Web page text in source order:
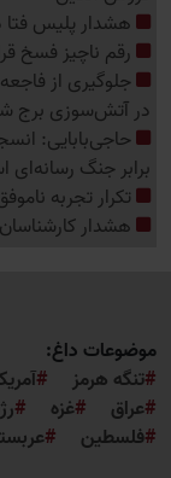
هشدار پلیس فتا
رقم ناچیز فسخ
جلوگیری از
در آتش‌سوزی برج
حاجی‌بابایی:
برابر جنگ
تکرار تجربه
هشدار
موضوعات داغ:
تنگه هرمز
عراق
غزه
فلسطین